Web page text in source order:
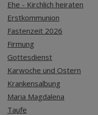
Ehe - Kirchlich heiraten
Erstkommunion
Fastenzeit 2026
Firmung
Gottesdienst
Karwoche und Ostern
Krankensalbung
Maria Magdalena
Taufe